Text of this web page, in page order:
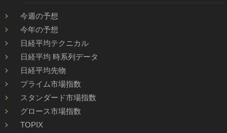
今週の予想
今年の予想
日経平均テクニカル
日経平均 時系列データ
日経平均先物
プライム市場指数
スタンダード市場指数
グロース市場指数
TOPIX